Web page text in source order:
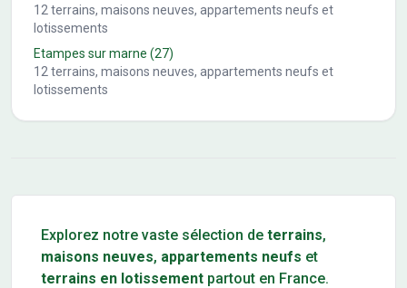
12 terrains, maisons neuves, appartements neufs et
lotissements
Etampes sur marne (27)
12 terrains, maisons neuves, appartements neufs et
lotissements
Explorez notre vaste sélection de terrains,
maisons neuves, appartements neufs et
terrains en lotissement partout en France.